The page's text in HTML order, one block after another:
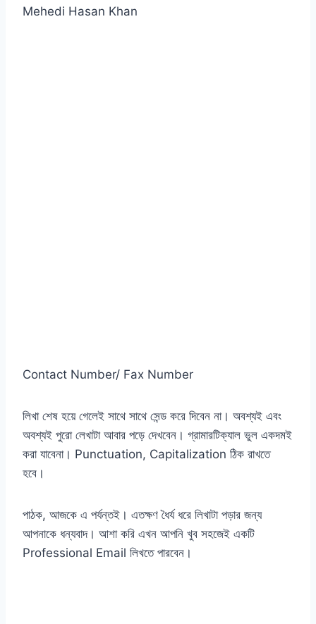
Mehedi Hasan Khan
Contact Number/ Fax Number
লিখা শেষ হয়ে গেলেই সাথে সাথে সেন্ড করে দিবেন না। অবশ্যই এবং
অবশ্যই পুরো লেখাটা আবার পড়ে দেখবেন। গ্রামারটিক্যাল ভুল একদমই
করা যাবেনা। Punctuation, Capitalization ঠিক রাখতে
হবে।
পাঠক, আজকে এ পর্যন্তই। এতক্ষণ ধৈর্য ধরে লিখাটা পড়ার জন্য
আপনাকে ধন্যবাদ। আশা করি এখন আপনি খুব সহজেই একটি
Professional Email লিখতে পারবেন।